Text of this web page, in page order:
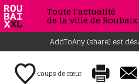
Toute l'actualité
de la ville de Roubaix
AddToAny (share) est
Coups de cœur